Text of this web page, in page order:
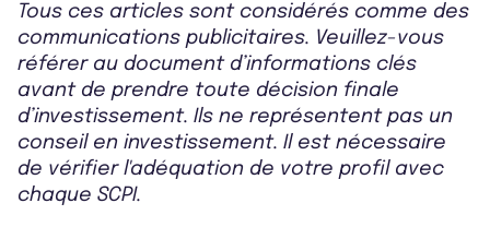
Tous ces articles sont considérés comme des
communications publicitaires. Veuillez-vous
référer au document d’informations clés
avant de prendre toute décision finale
d’investissement. Ils ne représentent pas un
conseil en investissement. Il est nécessaire
de vérifier l'adéquation de votre profil avec
chaque SCPI.